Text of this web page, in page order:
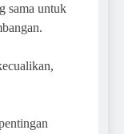
sama untuk